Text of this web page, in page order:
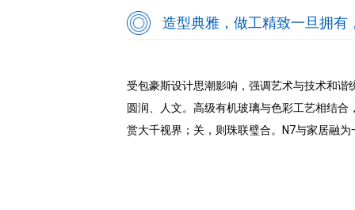
造型典雅，做工精致一旦拥有
受包豪斯设计思潮影响，强调艺术与技术和
圆润、人文。高级有机玻璃与色彩工艺相结
赏大千视界；关，则珠联璧合。N7与家居融